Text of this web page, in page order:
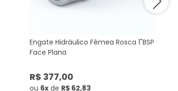
Engate Hidráulico Fêmea Rosca 1"BSP
Face Plana
R$ 377,00
ou 6x de R$ 62,83